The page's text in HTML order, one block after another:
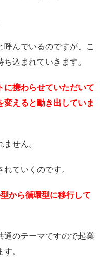
んでいるのですが、こ
込まれていきます。
に携わらせていただいて
えると動き出していま
せん。
ていくのです。
から循環型に移行して
通のテーマですので起業
。